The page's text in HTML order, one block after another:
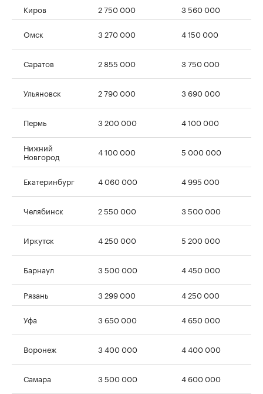
Киров
2 750 000 3 560 000
Омск 3 270 000 4 150 000
Саратов 2 855 000 3 750 000
Ульяновск 2 790 000 3 690 000
Пермь 3 200 000 4 100 000
Нижний
Новгород 4 100 000 5 000 000
Екатеринбург 4 060 000 4 995 000
Челябинск 2 550 000 3 500 000
Иркутск 4 250 000 5 200 000
Барнаул 3 500 000 4 450 000
Рязань 3 299 000 4 250 000
Уфа 3 650 000 4 650 000
Воронеж 3 400 000 4 400 000
Самара 3 500 000 4 600 000